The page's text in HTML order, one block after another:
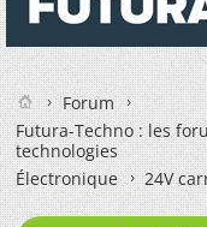
Forum
Futura-Techno : les
technologies
Électronique
24V